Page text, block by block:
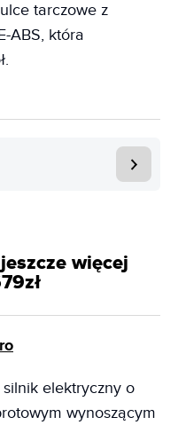
tarczowe z
ABS, która
więcej
elektryczny o
wynoszącym